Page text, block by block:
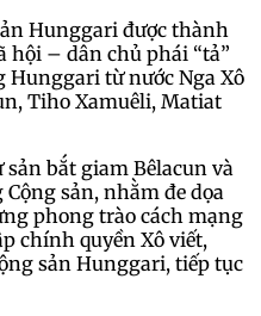
Hunggari được thành
hội – dân chủ phái “tả”
từ nước Nga Xô
Tiho Xamuêli, Matiat
sản bắt giam Bêlacun và
sản, nhằm đe dọa
phong trào cách mạng
chính quyền Xô viết,
sản Hunggari, tiếp tục